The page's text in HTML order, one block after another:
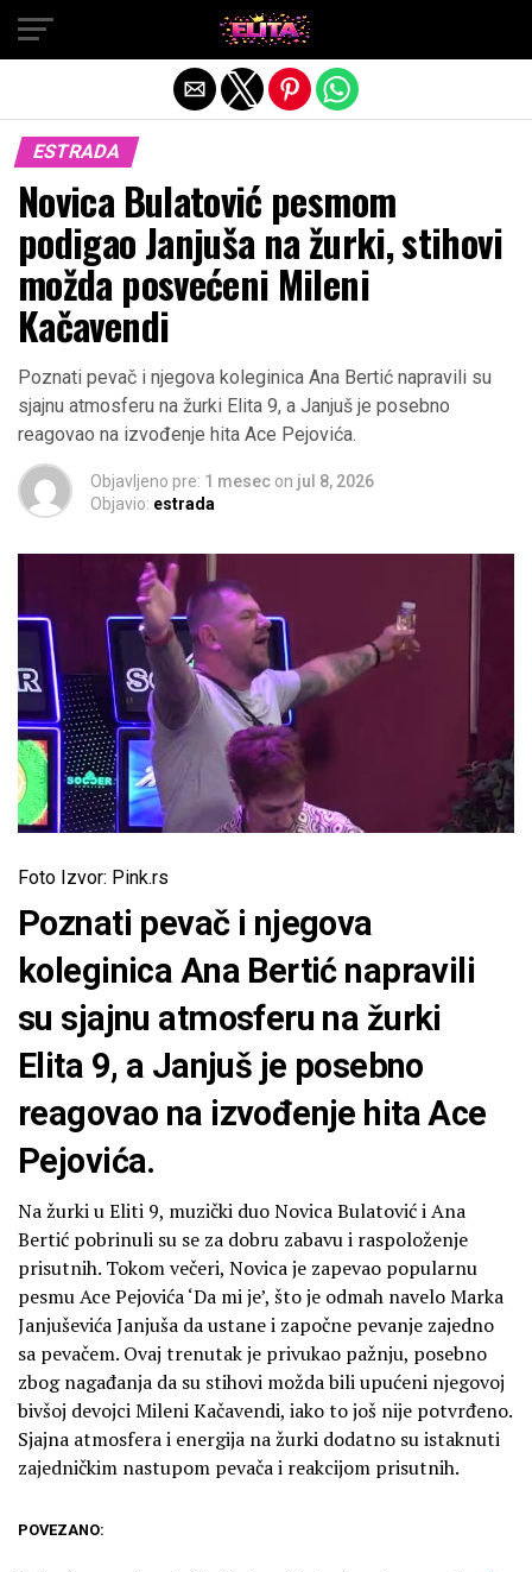
ESTRADA
Novica Bulatović pesmom
podigao Janjuša na žurki, stihovi
možda posvećeni Mileni
Kačavendi
Poznati pevač i njegova koleginica Ana Bertić napravili su
sjajnu atmosferu na žurki Elita 9, a Janjuš je posebno
reagovao na izvođenje hita Ace Pejovića.
Objavljeno pre: 1 mesec on jul 8, 2026
Objavio: estrada
Foto Izvor: Pink.rs
Poznati pevač i njegova
koleginica Ana Bertić napravili
su sjajnu atmosferu na žurki
Elita 9, a Janjuš je posebno
reagovao na izvođenje hita Ace
Pejovića.
Na žurki u Eliti 9, muzički duo Novica Bulatović i Ana
Bertić pobrinuli su se za dobru zabavu i raspoloženje
prisutnih. Tokom večeri, Novica je zapevao popularnu
pesmu Ace Pejovića ‘Da mi je’, što je odmah navelo Marka
Janjuševića Janjuša da ustane i započne pevanje zajedno
sa pevačem. Ovaj trenutak je privukao pažnju, posebno
zbog nagađanja da su stihovi možda bili upućeni njegovoj
bivšoj devojci Mileni Kačavendi, iako to još nije potvrđeno.
Sjajna atmosfera i energija na žurki dodatno su istaknuti
zajedničkim nastupom pevača i reakcijom prisutnih.
POVEZANO:
Exit mobile version